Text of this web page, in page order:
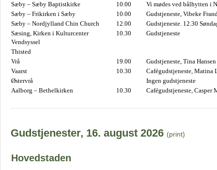
Sæby – Sæby Baptistkirke
10.00
Vi mødes ved bålhytten i
Sæby – Frikirken i Sæby
10.00
Gudstjeneste, Vibeke
Sæby – Nordjylland Chin Church
12.00
Gudstjeneste. 12.30
Sæsing, Kirken i Kulturcenter
Vendsyssel
10.30 Gudstjeneste
Thisted
Vrå
19.00
Gudstjeneste, Tina Hansen
Vaarst
10.30
Cafégudstjeneste, Matina
Østervrå
Ingen gudstjeneste
Aalborg – Bethelkirken
10.30 Cafégudstjeneste, Casper
Gudstjenester, 16. august 2026 (print)
Hovedstaden